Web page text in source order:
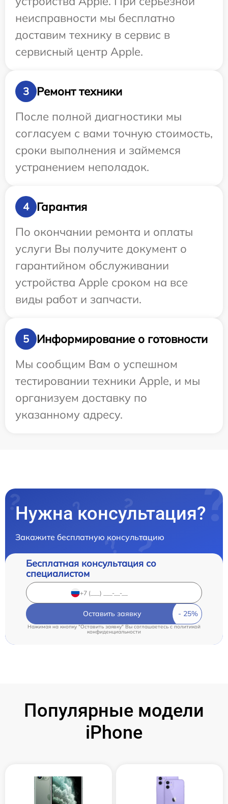
неисправности мы бесплатно
доставим технику в сервис в
сервисный центр Apple.
3
Ремонт техники
После полной диагностики мы
согласуем с вами точную стоимость,
сроки выполнения и займемся
устранением неполадок.
4
Гарантия
По окончании ремонта и оплаты
услуги Вы получите документ о
гарантийном обслуживании
устройства Apple сроком на все
виды работ и запчасти.
5
Информирование о готовности
Мы сообщим Вам о успешном
тестировании техники Apple, и мы
организуем доставку по
указанному адресу.
Нужна консультация?
Закажите бесплатную консультацию
Бесплатная консультация со
специалистом
Оставить заявку
Нажимая на кнопку "Оставить заявку" Вы соглашаетесь cполитикой
конфиденциальности
Популярные модели
iPhone